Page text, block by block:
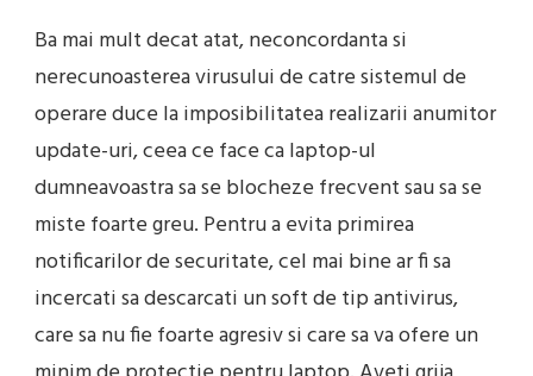
Ba mai mult decat atat, neconcordanta si
nerecunoasterea virusului de catre sistemul de
operare duce la imposibilitatea realizarii anumitor
update-uri, ceea ce face ca laptop-ul
dumneavoastra sa se blocheze frecvent sau sa se
miste foarte greu. Pentru a evita primirea
notificarilor de securitate, cel mai bine ar fi sa
incercati sa descarcati un soft de tip antivirus,
care sa nu fie foarte agresiv si care sa va ofere un